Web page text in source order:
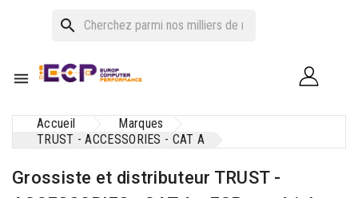
search

Accueil
Marques
TRUST - ACCESSORIES - CAT A
Grossiste et distributeur TRUST -